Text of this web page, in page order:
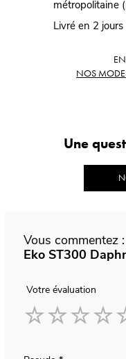
métropolitaine
Livré en 2
NOS
Une
Vous commentez :
Eko ST300
Votre évaluation